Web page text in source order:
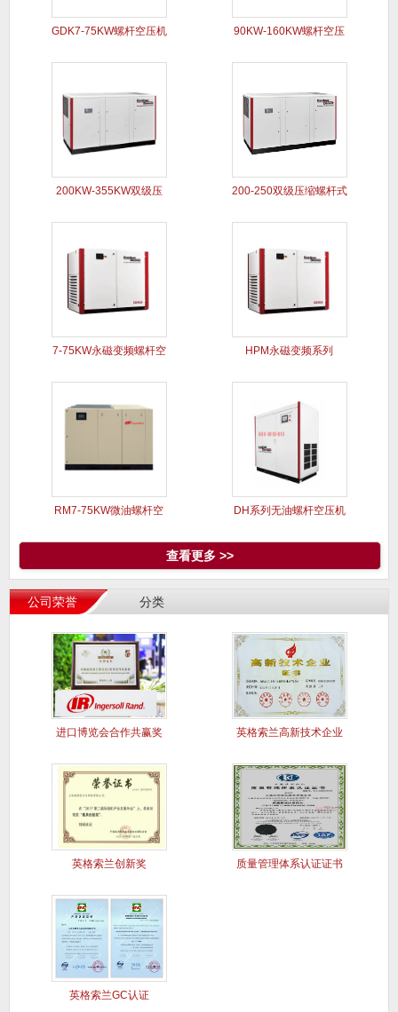
GDK7-75KW螺杆空压机 90KW-160KW螺杆空压
200KW-355KW双级压 200-250双级压缩螺杆式
7-75KW永磁变频螺杆空 HPM永磁变频系列
RM7-75KW微油螺杆空
压
DH系列无油螺杆空压机
查看更多 >>
公司荣誉 分类
进口博览会合作共赢奖 英格索兰高新技术企业
英格索兰创新奖